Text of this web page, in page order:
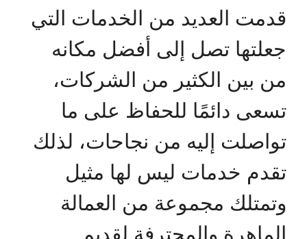
قدمت العديد من الخدمات التي
جعلتها تصل إلى أفضل مكانه
من بين الكثير من الشركات،
تسعى دائمًا للحفاظ على ما
تواصلت إليه من نجاحات، لذلك
تقدم خدمات ليس لها مثيل
وتمتلك مجموعة من العمالة
الماهرة والمحترفة لقديم